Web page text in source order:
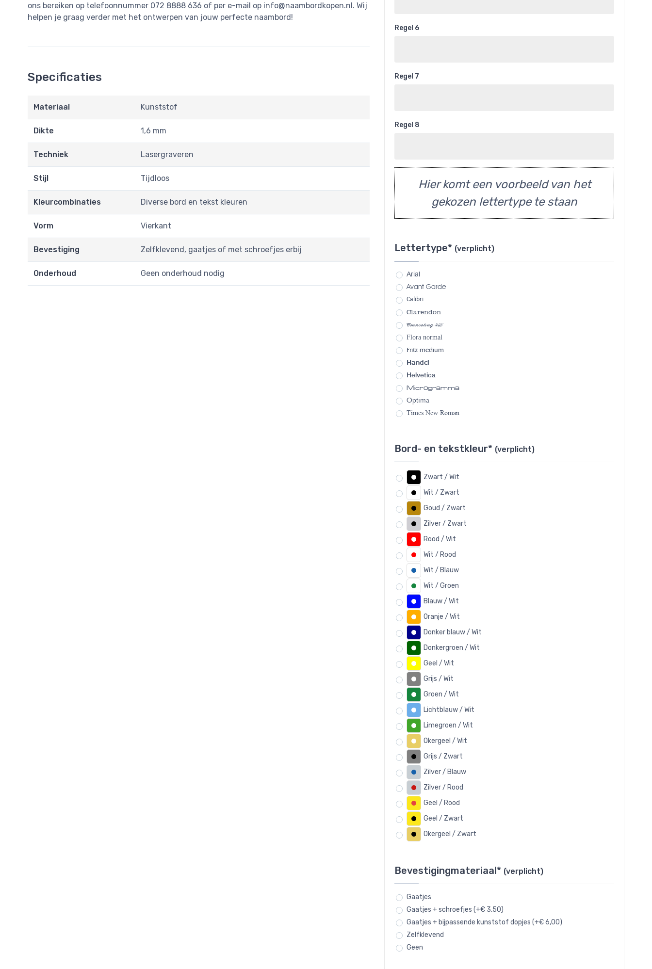
ons bereiken op telefoonnummer 072 8888 636 of per e-mail op info@naambordkopen.nl. Wij
helpen je graag verder met het ontwerpen van jouw perfecte naambord!
Specificaties
Materiaal Kunststof
Dikte 1,6 mm
Techniek Lasergraveren
Stijl Tijdloos
Kleurcombinaties Diverse bord en tekst kleuren
Vorm Vierkant
Bevestiging Zelfklevend, gaatjes of met schroefjes erbij
Onderhoud Geen onderhoud nodig
Regel 6
Regel 7
Regel 8
Hier komt een voorbeeld van het
gekozen lettertype te staan
Lettertype* (verplicht)
Arial
Avant Garde
Calibri
Clarendon
Connecting 4L
Flora normal
Fritz medium
Handel
Helvetica
Microgramma
Optima
Times New Roman
Bord- en tekstkleur* (verplicht)
Zwart / Wit
Wit / Zwart
Goud / Zwart
Zilver / Zwart
Rood / Wit
Wit / Rood
Wit / Blauw
Wit / Groen
Blauw / Wit
Oranje / Wit
Donker blauw / Wit
Donkergroen / Wit
Geel / Wit
Grijs / Wit
Groen / Wit
Lichtblauw / Wit
Limegroen / Wit
Okergeel / Wit
Grijs / Zwart
Zilver / Blauw
Zilver / Rood
Geel / Rood
Geel / Zwart
Okergeel / Zwart
Bevestigingmateriaal* (verplicht)
Gaatjes
Gaatjes + schroefjes (+€ 3,50)
Gaatjes + bijpassende kunststof dopjes (+€ 6,00)
Zelfklevend
Geen